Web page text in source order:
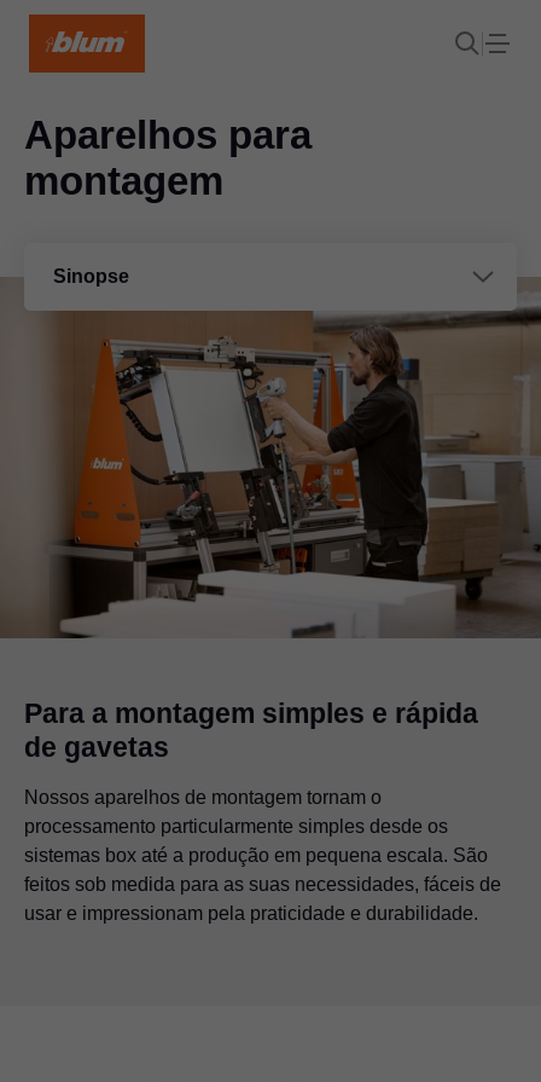
Sinopse
Aparelhos para
montagem
Para a montagem simples e rápida
de gavetas
Nossos aparelhos de montagem tornam o
processamento particularmente simples desde os
sistemas box até a produção em pequena escala. São
feitos sob medida para as suas necessidades, fáceis de
usar e impressionam pela praticidade e durabilidade.